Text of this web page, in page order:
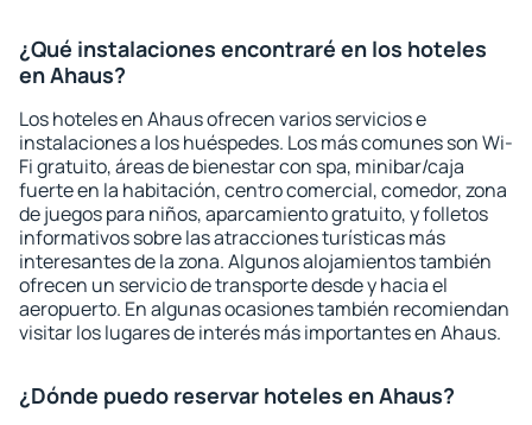
¿Qué instalaciones encontraré en los hoteles
en Ahaus?
Los hoteles en Ahaus ofrecen varios servicios e
instalaciones a los huéspedes. Los más comunes son Wi-
Fi gratuito, áreas de bienestar con spa, minibar/caja
fuerte en la habitación, centro comercial, comedor, zona
de juegos para niños, aparcamiento gratuito, y folletos
informativos sobre las atracciones turísticas más
interesantes de la zona. Algunos alojamientos también
ofrecen un servicio de transporte desde y hacia el
aeropuerto. En algunas ocasiones también recomiendan
visitar los lugares de interés más importantes en Ahaus.
¿Dónde puedo reservar hoteles en Ahaus?